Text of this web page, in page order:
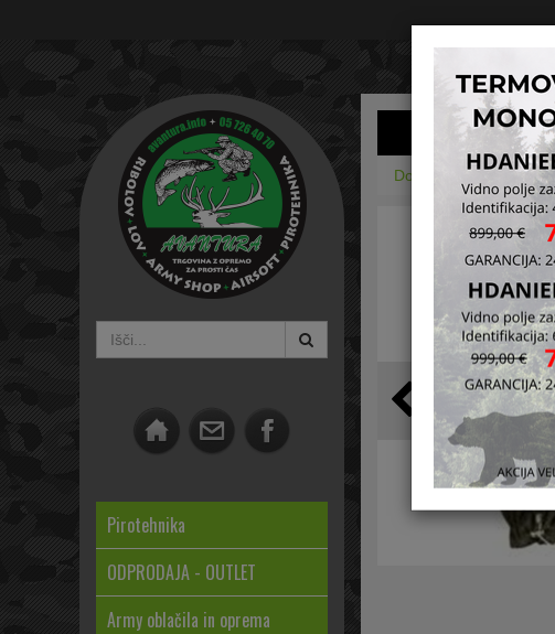
Pirotehnika
ODPRODAJA - OUTLET
Army oblačila in oprema
Domov Obutev in